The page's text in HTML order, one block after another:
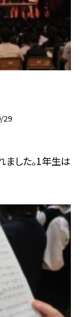
29
した。1年生は